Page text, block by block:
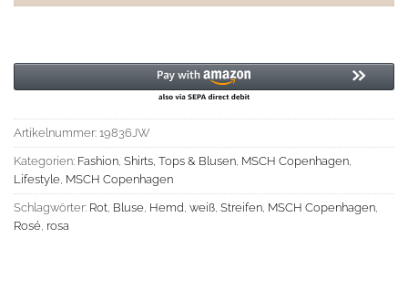
Artikelnummer: 19836JW
Kategorien: Fashion, Shirts, Tops & Blusen, MSCH Copenhagen,
Lifestyle, MSCH Copenhagen
Schlagwörter: Rot, Bluse, Hemd, weiß, Streifen, MSCH Copenhagen,
Rosé, rosa